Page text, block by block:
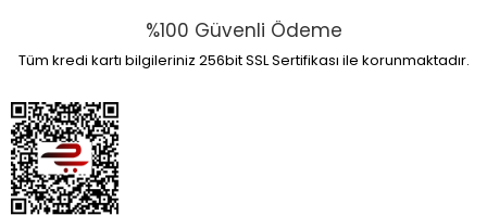
%100 Güvenli Ödeme
Tüm kredi kartı bilgileriniz 256bit SSL Sertifikası ile korunmaktadır.